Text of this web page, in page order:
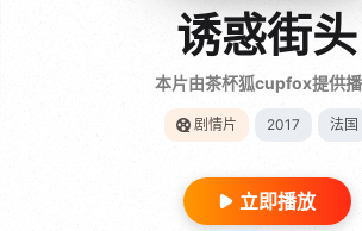
诱惑街头
本片由茶杯狐cupfox提供
剧情片 2017 法国
立即播放